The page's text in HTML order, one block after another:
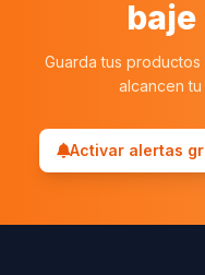
baje
Guarda tus
alcancen tu
Activar alertas